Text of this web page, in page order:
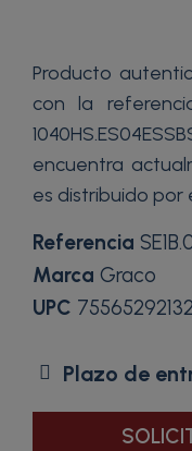
Producto
con la
encuentra
es distribuido por
Referencia
Marca Graco
UPC
Plazo de